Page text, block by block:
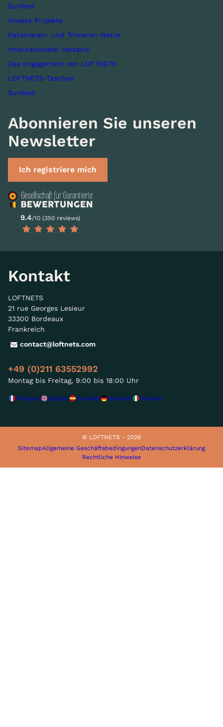
Sunbed
Unsere Projekte
Katamaran- und Trimaran-Netze
Internationaler Versand
Das engagement von LOFTNETS
LOFTNETS-Taschen
Sunbed
Abonnieren Sie unseren
Newsletter
Ich registriere mich
9.4/10 (350 reviews)
Kontakt
LOFTNETS
21 rue Georges Lesieur
33300 Bordeaux
Frankreich
contact@loftnets.com
+49 (0)211 63552992
Montag bis Freitag, 9:00 bis 18:00 Uhr
Français English Español Deutsch Italiano
© LOFTNETS - 2026
SitemapAllgemeine GeschäftsbedingungenDatenschutzerklärung
Rechtliche Hinweise